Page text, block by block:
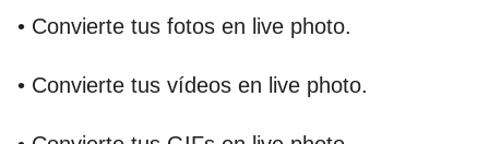
• Convierte tus fotos en live photo.
• Convierte tus vídeos en live photo.